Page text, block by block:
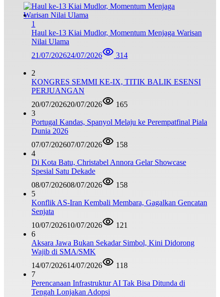
1
Haul ke-13 Kiai Mudlor, Momentum Menjaga Warisan
Nilai Ulama
21/07/202624/07/2026 314
2
KONGRES SEMMI KE-IX, TITIK BALIK ESENSI
PERJUANGAN
20/07/202620/07/2026
165
3
Portugal Kandas, Spanyol Melaju ke Perempatfinal Piala
Dunia 2026
07/07/202607/07/2026
158
4
Di Kota Batu, Christabel Annora Gelar Showcase
Spesial Satu Dekade
08/07/202608/07/2026
158
5
Konflik AS-Iran Kembali Membara, Gagalkan Gencatan
Senjata
10/07/202610/07/2026
121
6
Aksara Jawa Bukan Sekadar Simbol, Kini Didorong
Wajib di SMA/SMK
14/07/202614/07/2026
118
7
Perencanaan Infrastruktur AI Tak Bisa Ditunda di
Tengah Lonjakan Adopsi